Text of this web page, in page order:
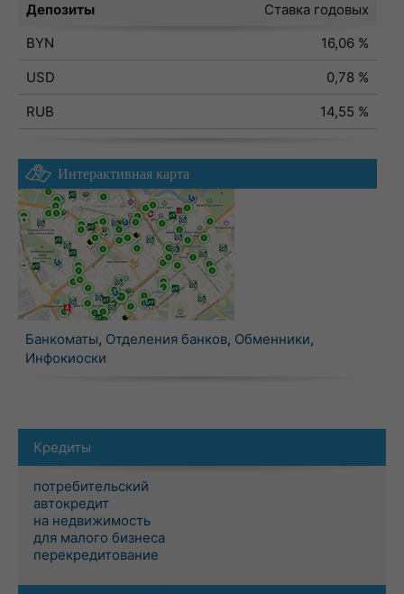
Депозиты
Ставка годовых
BYN
16,06 %
USD
0,78 %
RUB
14,55 %
Интерактивная карта
Банкоматы, Отделения банков, Обменники,
Инфокиоски
Кредиты
потребительский
автокредит
на недвижимость
для малого бизнеса
перекредитование